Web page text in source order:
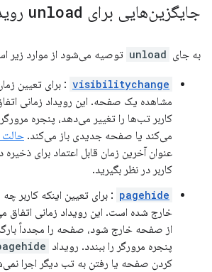
جایگزین‌هایی برای unload
به جای unload توصیه می‌شود از موارد زیر
visibilitychange : برای تعیین
مشاهده یک صفحه. این رویداد زمانی
کاربر تب‌ها را تغییر می‌دهد، پنجره
می‌کند یا صفحه جدیدی باز می‌کند. حالت
عنوان آخرین زمان قابل اعتماد برای ذخیره
کاربر در نظر بگیرید.
pagehide : برای تعیین اینکه کاربر
خارج شده است. این رویداد زمانی اتفاق
از صفحه خارج شود، صفحه را مجدداً
پنجره مرورگر را ببندد. رویداد
کردن صفحه یا رفتن به تب دیگر اجرا